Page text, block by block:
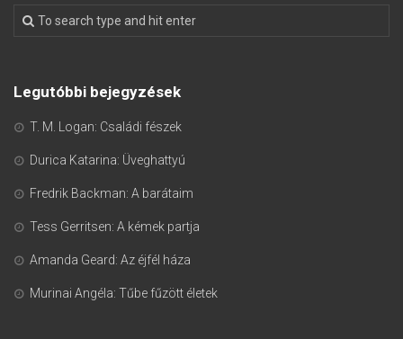
Legutóbbi bejegyzések
T. M. Logan: Családi fészek
Durica Katarina: Üveghattyú
Fredrik Backman: A barátaim
Tess Gerritsen: A kémek partja
Amanda Geard: Az éjfél háza
Murinai Angéla: Tűbe fűzött életek